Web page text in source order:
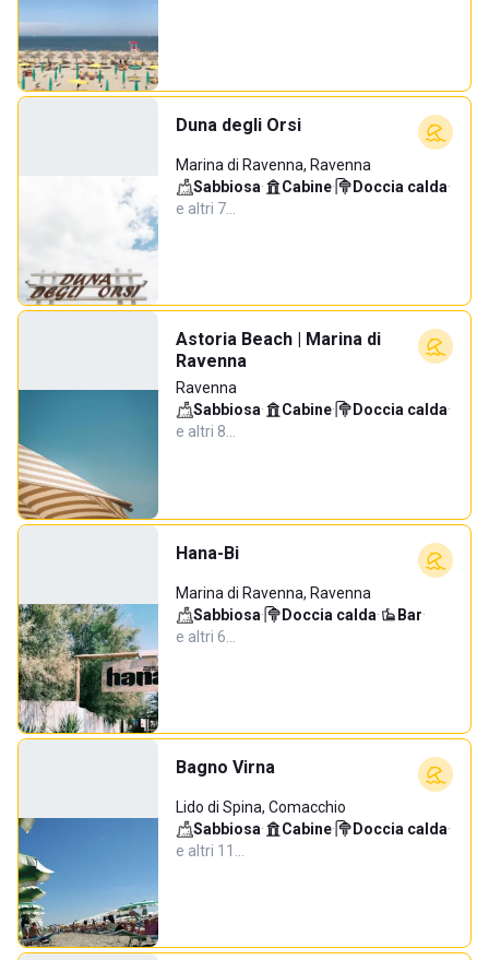
Duna degli Orsi
Marina di Ravenna, Ravenna
Sabbiosa· Cabine· Doccia calda·
e altri 7…
Astoria Beach | Marina di
Ravenna
Ravenna
Sabbiosa· Cabine· Doccia calda·
e altri 8…
Hana-Bi
Marina di Ravenna, Ravenna
Sabbiosa· Doccia calda· Bar·
e altri 6…
Bagno Virna
Lido di Spina, Comacchio
Sabbiosa· Cabine· Doccia calda·
e altri 11…